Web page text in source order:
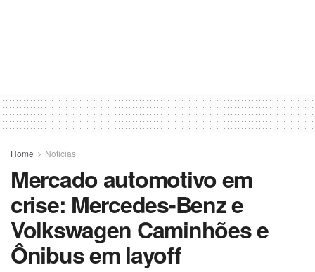
Home Noticias
Mercado automotivo em
crise: Mercedes-Benz e
Volkswagen Caminhões e
Ônibus em layoff